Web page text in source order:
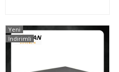
Yeni
İndirimli